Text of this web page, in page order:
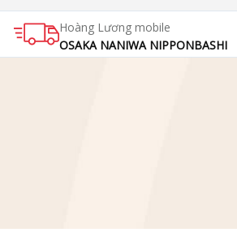
Hoàng Lương mobile
OSAKA NANIWA NIPPONBASHI